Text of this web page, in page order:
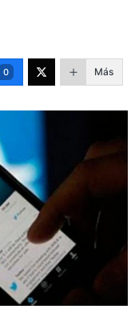
0 Más